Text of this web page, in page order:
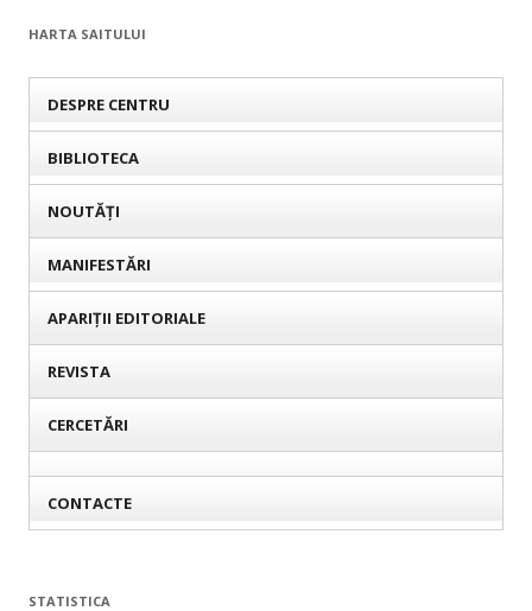
HARTA SAITULUI
DESPRE CENTRU
BIBLIOTECA
NOUTĂȚI
MANIFESTĂRI
APARIȚII EDITORIALE
REVISTA
CERCETĂRI
CONTACTE
STATISTICA